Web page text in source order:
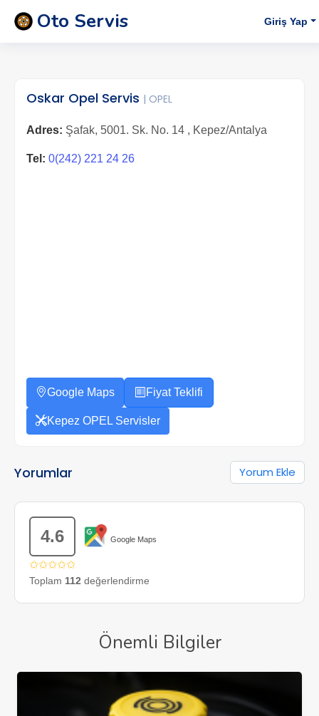
Oto Servis Giriş Yap
Oskar Opel Servis | OPEL
Adres: Şafak, 5001. Sk. No. 14 , Kepez/Antalya
Tel: 0(242) 221 24 26
Google Maps Fiyat Teklifi
Kepez OPEL Servisler
Yorumlar Yorum Ekle
4.6 Google Maps
✩✩✩✩✩
Toplam 112 değerlendirme
Önemli Bilgiler